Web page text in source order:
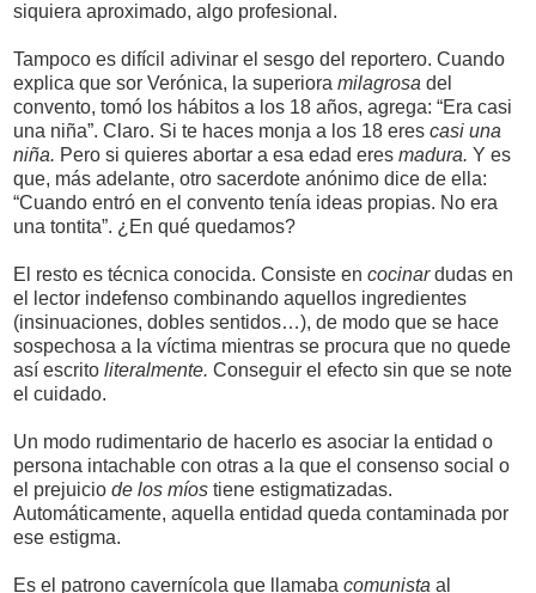
siquiera aproximado, algo profesional.
Tampoco es difícil adivinar el sesgo del reportero. Cuando
explica que sor Verónica, la superiora milagrosa del
convento, tomó los hábitos a los 18 años, agrega: “Era casi
una niña”. Claro. Si te haces monja a los 18 eres casi una
niña. Pero si quieres abortar a esa edad eres madura. Y es
que, más adelante, otro sacerdote anónimo dice de ella:
“Cuando entró en el convento tenía ideas propias. No era
una tontita”. ¿En qué quedamos?
El resto es técnica conocida. Consiste en cocinardudas en
el lector indefenso combinando aquellos ingredientes
(insinuaciones, dobles sentidos…), de modo que se hace
sospechosa a la víctima mientras se procura que no quede
así escrito literalmente. Conseguir el efecto sin que se note
el cuidado.
Un modo rudimentario de hacerlo es asociar la entidad o
persona intachable con otras a la que el consenso social o
el prejuicio de los míos tiene estigmatizadas.
Automáticamente, aquella entidad queda contaminada por
ese estigma.
Es el patrono cavernícola que llamaba comunista al